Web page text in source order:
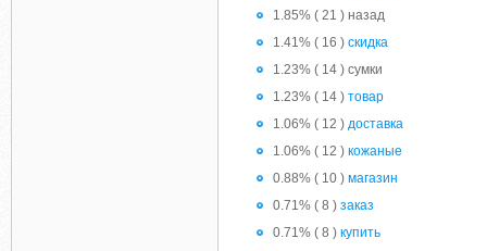
1.85% ( 21 ) назад
1.41% ( 16 ) скидка
1.23% ( 14 ) сумки
1.23% ( 14 ) товар
1.06% ( 12 ) доставка
1.06% ( 12 ) кожаные
0.88% ( 10 ) магазин
0.71% ( 8 ) заказ
0.71% ( 8 ) купить